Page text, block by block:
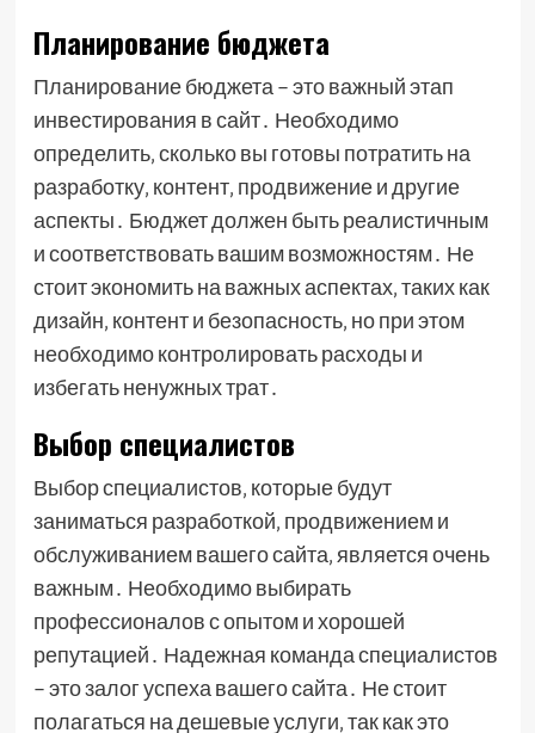
Планирование бюджета
Планирование бюджета – это важный этап
инвестирования в сайт․ Необходимо
определить‚ сколько вы готовы потратить на
разработку‚ контент‚ продвижение и другие
аспекты․ Бюджет должен быть реалистичным
и соответствовать вашим возможностям․ Не
стоит экономить на важных аспектах‚ таких как
дизайн‚ контент и безопасность‚ но при этом
необходимо контролировать расходы и
избегать ненужных трат․
Выбор специалистов
Выбор специалистов‚ которые будут
заниматься разработкой‚ продвижением и
обслуживанием вашего сайта‚ является очень
важным․ Необходимо выбирать
профессионалов с опытом и хорошей
репутацией․ Надежная команда специалистов
– это залог успеха вашего сайта․ Не стоит
полагаться на дешевые услуги‚ так как это